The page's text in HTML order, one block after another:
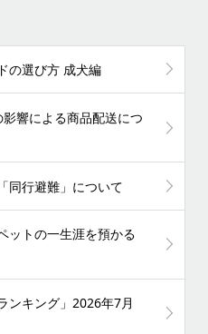
の選び方 成犬編
影響による商品配送につ
同行避難」について
ットの一生涯を預かる
ンキング」2026年7月